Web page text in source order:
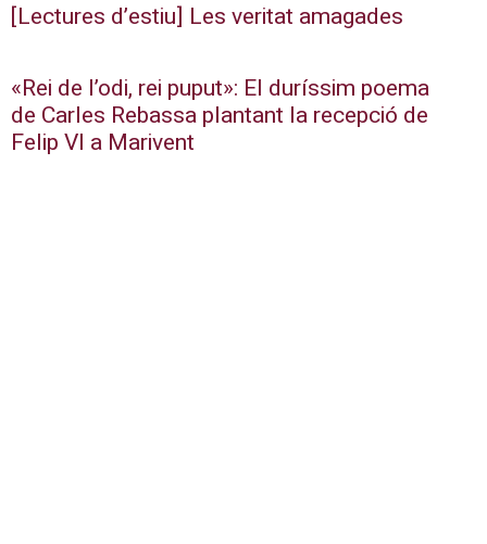
[Lectures d’estiu] Les veritat amagades
«Rei de l’odi, rei puput»: El duríssim poema
de Carles Rebassa plantant la recepció de
Felip VI a Marivent